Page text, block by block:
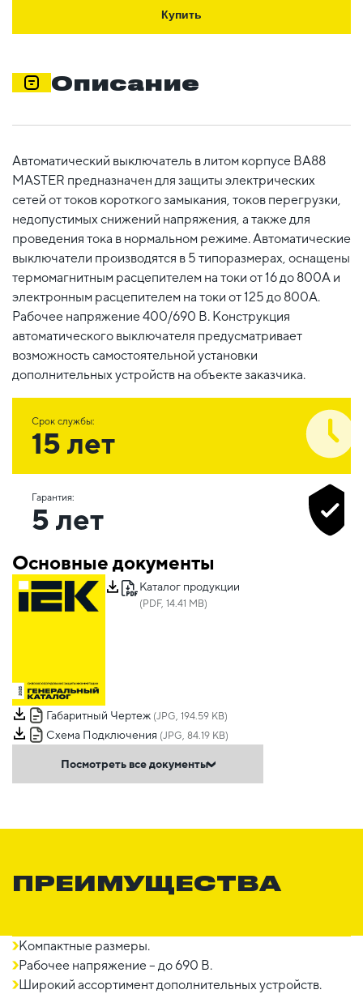
Купить
Описание
Автоматический выключатель в литом корпусе ВА88
MASTER предназначен для защиты электрических
сетей от токов короткого замыкания, токов перегрузки,
недопустимых снижений напряжения, а также для
проведения тока в нормальном режиме. Автоматические
выключатели производятся в 5 типоразмерах, оснащены
термомагнитным расцепителем на токи от 16 до 800А и
электронным расцепителем на токи от 125 до 800А.
Рабочее напряжение 400/690 В. Конструкция
автоматического выключателя предусматривает
возможность самостоятельной установки
дополнительных устройств на объекте заказчика.
Срок службы:
15 лет
Гарантия:
5 лет
Основные документы
Каталог продукции
(PDF, 14.41 MB)
Габаритный Чертеж (JPG, 194.59 KB)
Схема Подключения (JPG, 84.19 KB)
Посмотреть все документы
ПРЕИМУЩЕСТВА
Компактные размеры.
Рабочее напряжение – до 690 В.
Широкий ассортимент дополнительных устройств.